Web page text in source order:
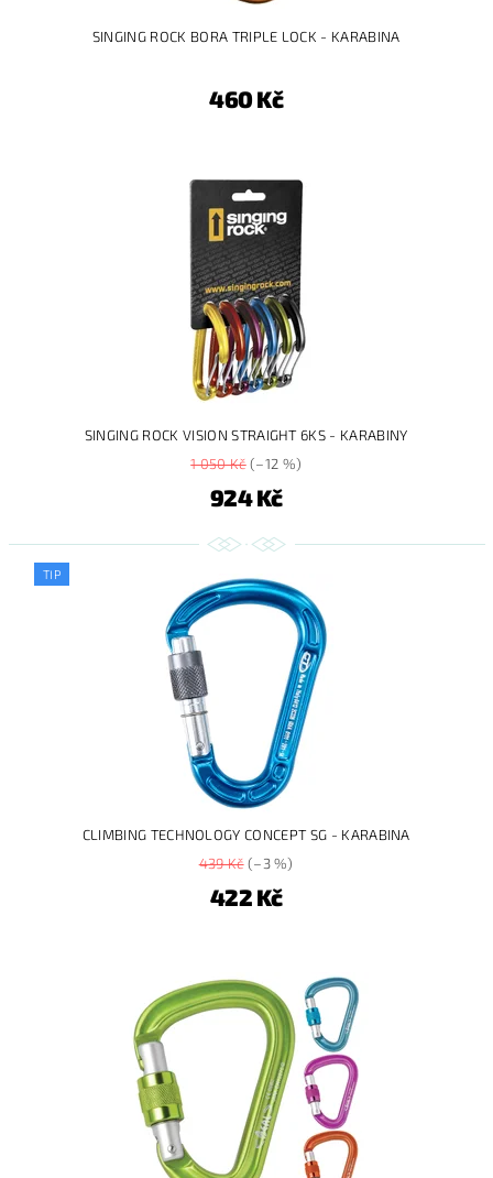
SINGING ROCK BORA TRIPLE LOCK - KARABINA
460 Kč
SINGING ROCK VISION STRAIGHT 6KS - KARABINY
1 050 Kč(–12 %)
924 Kč
TIP
CLIMBING TECHNOLOGY CONCEPT SG - KARABINA
439 Kč(–3 %)
422 Kč